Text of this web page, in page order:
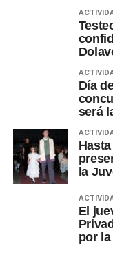
Día
será
la
El
por